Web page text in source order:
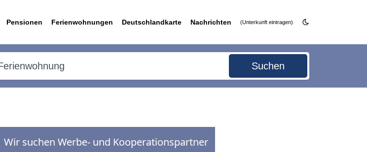
Pensionen Ferienwohnungen Deutschlandkarte Nachrichten (Unterkunft eintragen)
Suchen